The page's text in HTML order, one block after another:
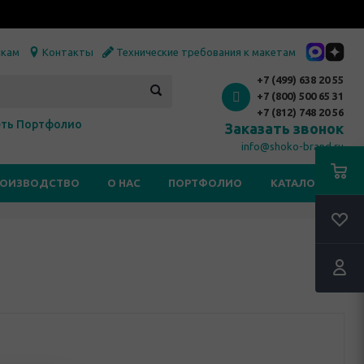
Контакты Технические требования к макетам
Портфолио
+7 (499) 638 20 55
+7 (800) 500 65 31
+7 (812) 748 20 56
Заказать звонок
info@shoko-brand.ru
О НАС ПОРТФОЛИО КАТАЛОГИ